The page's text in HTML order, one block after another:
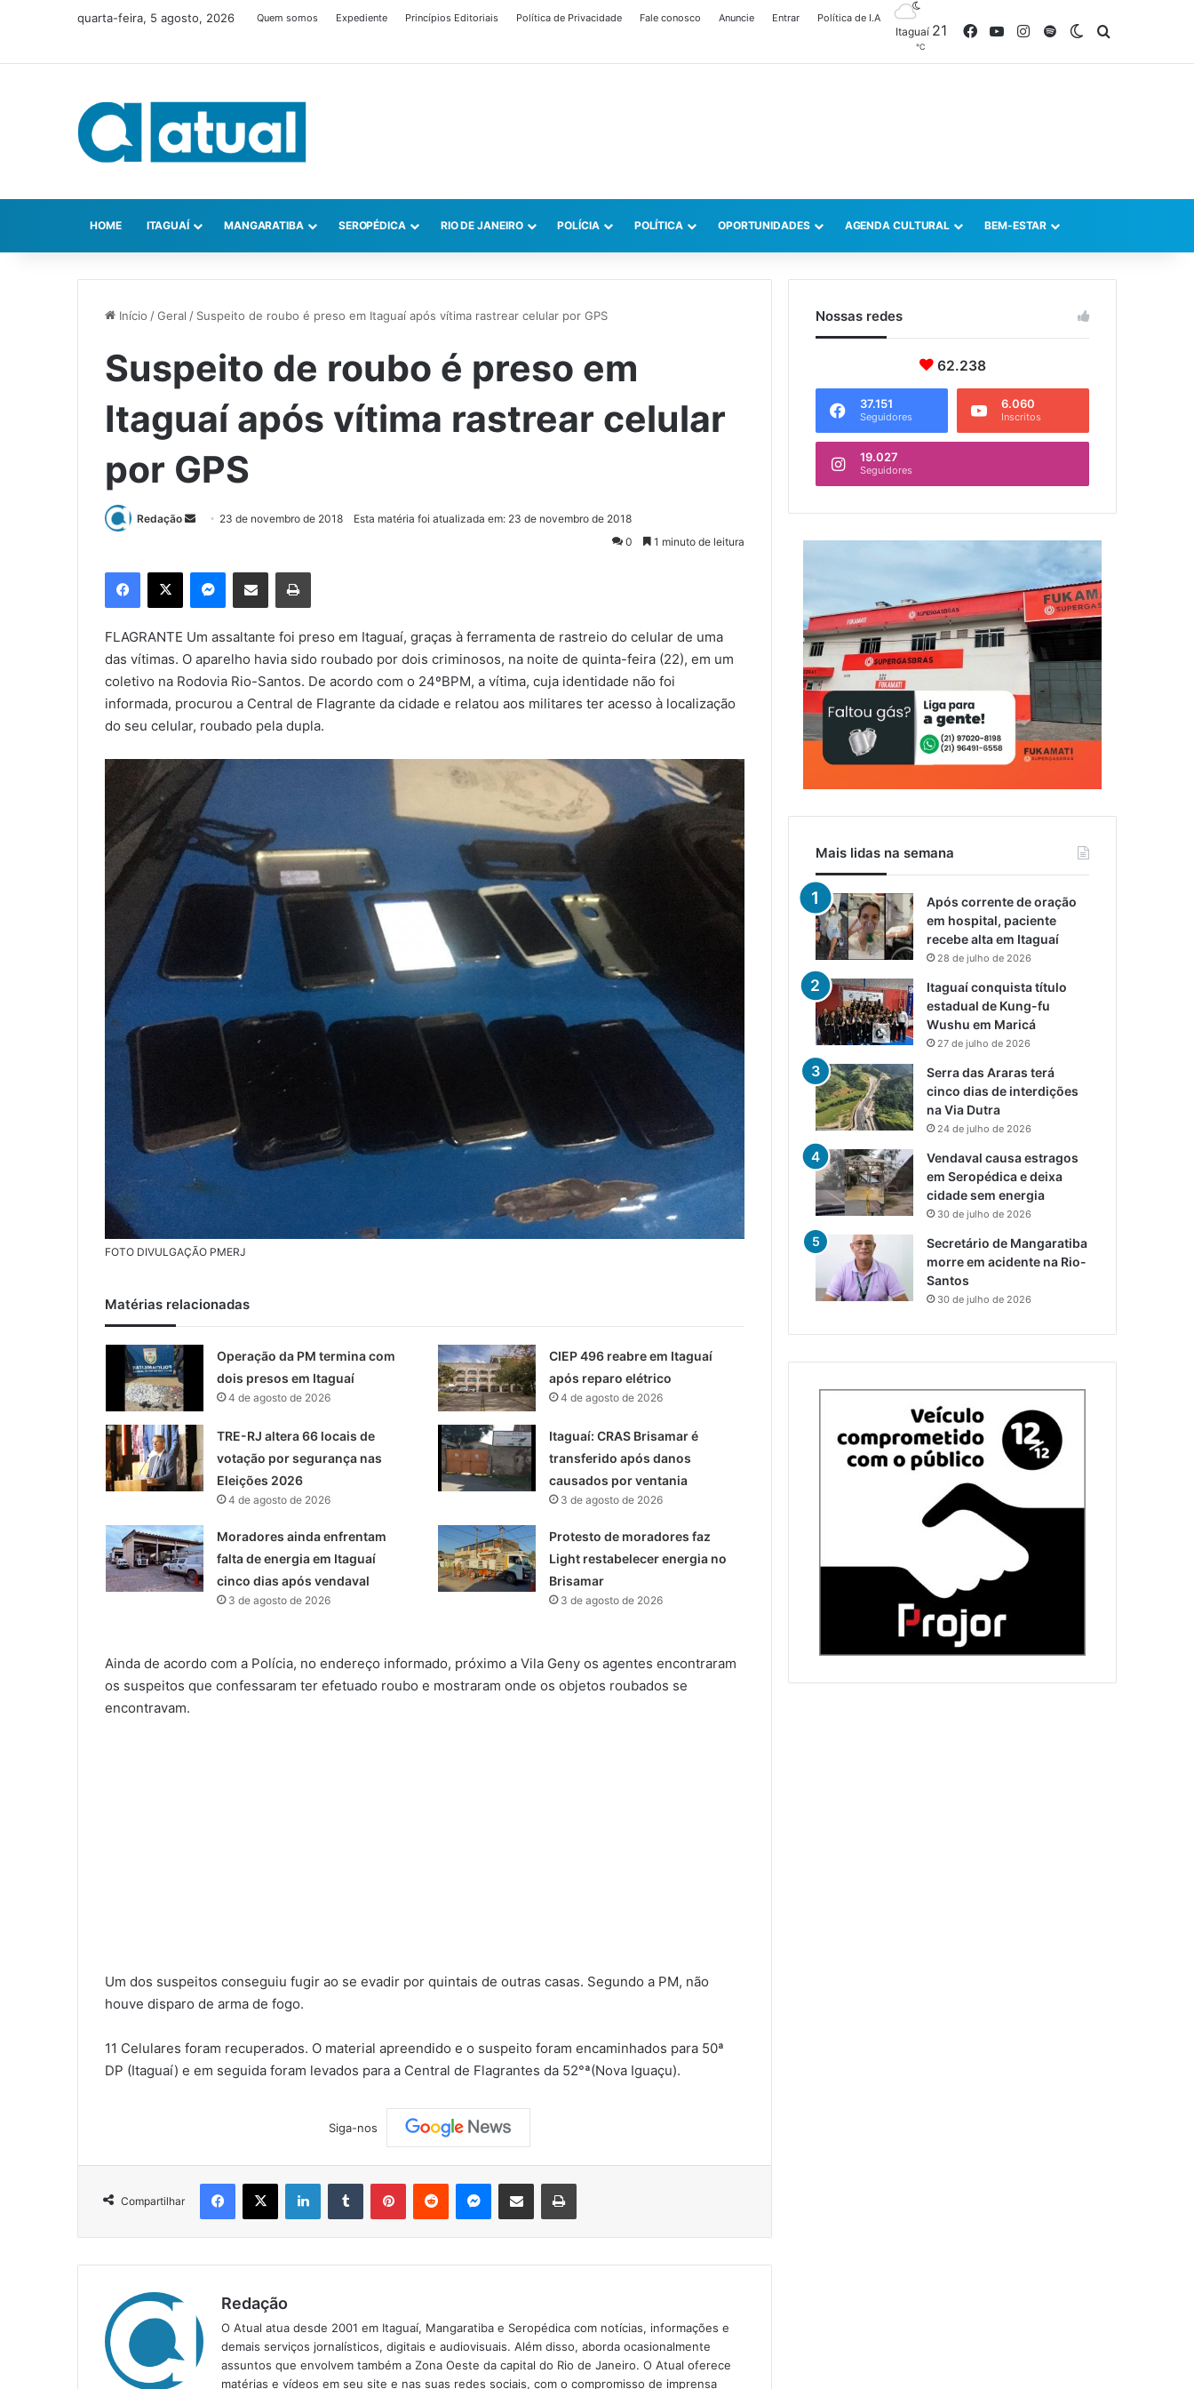
quarta-feira, 5 agosto, 2026 Quem somos Expediente Princípios Editoriais Política de Privacidade Fale conosco Anuncie Entrar Política de I.A
Itaguaí 21
℃
FacebookYouTubeInstagram
SpotifySwitch skin
HOME ITAGUAÍ MANGARATIBA SEROPÉDICA RIO DE JANEIRO POLÍCIA POLÍTICA OPORTUNIDADES AGENDA CULTURAL BEM-ESTAR
Início /Geral / Suspeito de roubo é preso em Itaguaí após vítima rastrear celular por GPS
Suspeito de roubo é preso em
Itaguaí após vítima rastrear celular
por GPS
Redação
e
-
m
a
23 de novembro de 2018
Esta matéria foi atualizada em: 23 de novembro de 2018
0
1 minuto de leitura
FLAGRANTE Um assaltante foi preso em Itaguaí, graças à ferramenta de rastreio do celular de uma
das vítimas. O aparelho havia sido roubado por dois criminosos, na noite de quinta-feira (22), em um
coletivo na Rodovia Rio-Santos. De acordo com o 24ºBPM, a vítima, cuja identidade não foi
informada, procurou a Central de Flagrante da cidade e relatou aos militares ter acesso à localização
do seu celular, roubado pela dupla.
FOTO DIVULGAÇÃO PMERJ
Matérias relacionadas
Operação da PM termina com
dois presos em Itaguaí
4 de agosto de 2026
CIEP 496 reabre em Itaguaí
após reparo elétrico
4 de agosto de 2026
TRE-RJ altera 66 locais de
votação por segurança nas
Eleições 2026
4 de agosto de 2026
Itaguaí: CRAS Brisamar é
transferido após danos
causados por ventania
3 de agosto de 2026
Moradores ainda enfrentam
falta de energia em Itaguaí
cinco dias após vendaval
3 de agosto de 2026
Protesto de moradores faz
Light restabelecer energia no
Brisamar
3 de agosto de 2026
Ainda de acordo com a Polícia, no endereço informado, próximo a Vila Geny os agentes encontraram
os suspeitos que confessaram ter efetuado roubo e mostraram onde os objetos roubados se
encontravam.
Um dos suspeitos conseguiu fugir ao se evadir por quintais de outras casas. Segundo a PM, não
houve disparo de arma de fogo.
11 Celulares foram recuperados. O material apreendido e o suspeito foram encaminhados para 50ª
DP (Itaguaí) e em seguida foram levados para a Central de Flagrantes da 52°ª(Nova Iguaçu).
Siga-nos
Compartilhar
Redação
O Atual atua desde 2001 em Itaguaí, Mangaratiba e Seropédica com notícias, informações e
demais serviços jornalísticos, digitais e audiovisuais. Além disso, aborda ocasionalmente
assuntos que envolvem também a Zona Oeste da capital do Rio de Janeiro. O Atual oferece
matérias e vídeos em seu site e nas suas redes sociais, com o compromisso de imprensa
Nossas redes
62.238
37.151
Seguidores
6.060
Inscritos
19.027
Seguidores
Mais lidas na semana
Após corrente de oração
em hospital, paciente
recebe alta em Itaguaí
28 de julho de 2026
Itaguaí conquista título
estadual de Kung-fu
Wushu em Maricá
27 de julho de 2026
Serra das Araras terá
cinco dias de interdições
na Via Dutra
24 de julho de 2026
Vendaval causa estragos
em Seropédica e deixa
cidade sem energia
30 de julho de 2026
Secretário de Mangaratiba
morre em acidente na Rio-
Santos
30 de julho de 2026